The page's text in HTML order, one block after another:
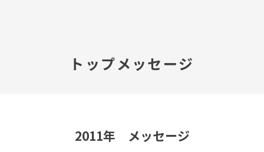
プレスルーム
トップメッセージ
2011年 メッセージ